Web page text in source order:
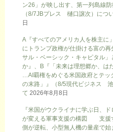
ン26」が映し出す、第一列島線防
（8/7JBプレス 樋口譲次）につ
日
A『すべてのアメリカ人を株主に
にトランプ政権が仕掛ける富の再
サル・ベーシック・キャピタル」
か』、B『「未来は理想郷か、は
…AI覇権をめぐる米国政府とテッ
の末路」』（8/5現代ビジネス
て 2026年8月8日
『米国がウクライナに学ぶ日、
が変える軍事支援の構図 支援
側が逆転、小型無人機の量産で始